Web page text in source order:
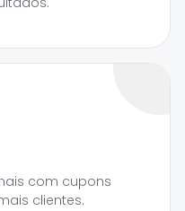
com cupons
clientes.